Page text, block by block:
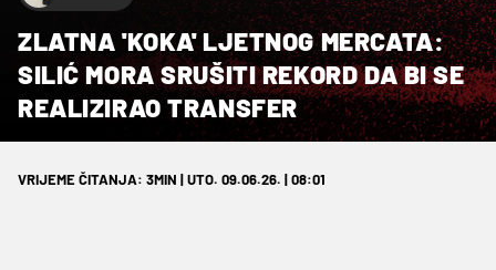
ZLATNA 'KOKA' LJETNOG MERCATA:
SILIĆ MORA SRUŠITI REKORD DA BI SE
REALIZIRAO TRANSFER
VRIJEME ČITANJA: 3MIN | UTO. 09.06.26. | 08:01